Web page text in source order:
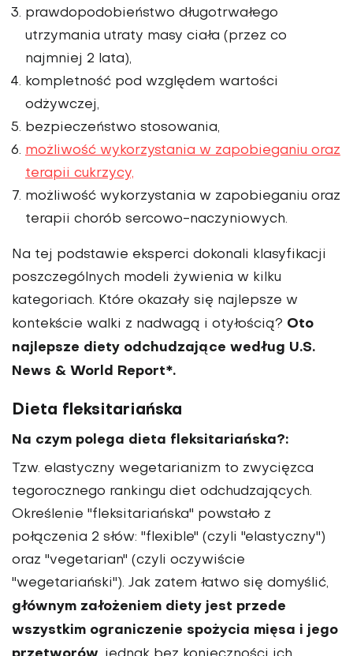
prawdopodobieństwo długotrwałego
utrzymania utraty masy ciała (przez co
najmniej 2 lata),
kompletność pod względem wartości
odżywczej,
bezpieczeństwo stosowania,
możliwość wykorzystania w zapobieganiu oraz
terapii cukrzycy,
możliwość wykorzystania w zapobieganiu oraz
terapii chorób sercowo-naczyniowych.
Na tej podstawie eksperci dokonali klasyfikacji
poszczególnych modeli żywienia w kilku
kategoriach. Które okazały się najlepsze w
kontekście walki z nadwagą i otyłością? Oto
najlepsze diety odchudzające według U.S.
News & World Report*.
Dieta fleksitariańska
Na czym polega dieta fleksitariańska?:
Tzw. elastyczny wegetarianizm to zwycięzca
tegorocznego rankingu diet odchudzających.
Określenie "fleksitariańska" powstało z
połączenia 2 słów: "flexible" (czyli "elastyczny")
oraz "vegetarian" (czyli oczywiście
"wegetariański"). Jak zatem łatwo się domyślić,
głównym założeniem diety jest przede
wszystkim ograniczenie spożycia mięsa i jego